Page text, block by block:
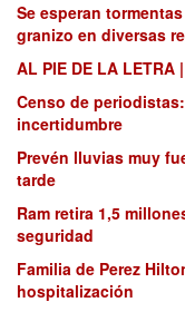
Se esperan
granizo en diversas
AL PIE DE LA
Censo de
incertidumbre
Prevén lluvias muy
tarde
Ram retira 1,5
seguridad
Familia de Perez
hospitalización